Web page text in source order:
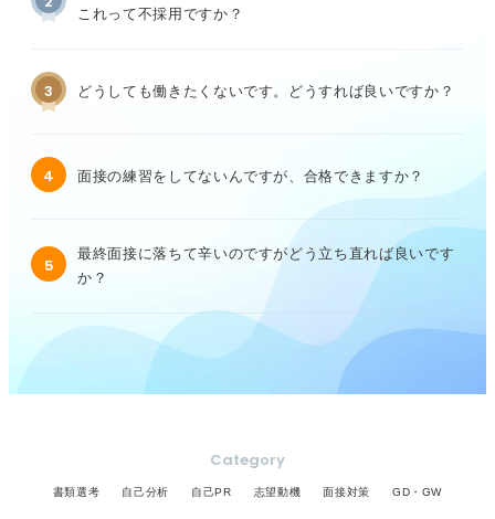
これって不採用ですか？
3 どうしても働きたくないです。どうすれば良いですか？
4 面接の練習をしてないんですが、合格できますか？
5
最終面接に落ちて辛いのですがどう立ち直れば良いです
か？
Category
書類選考 自己分析 自己PR 志望動機 面接対策 GD・GW